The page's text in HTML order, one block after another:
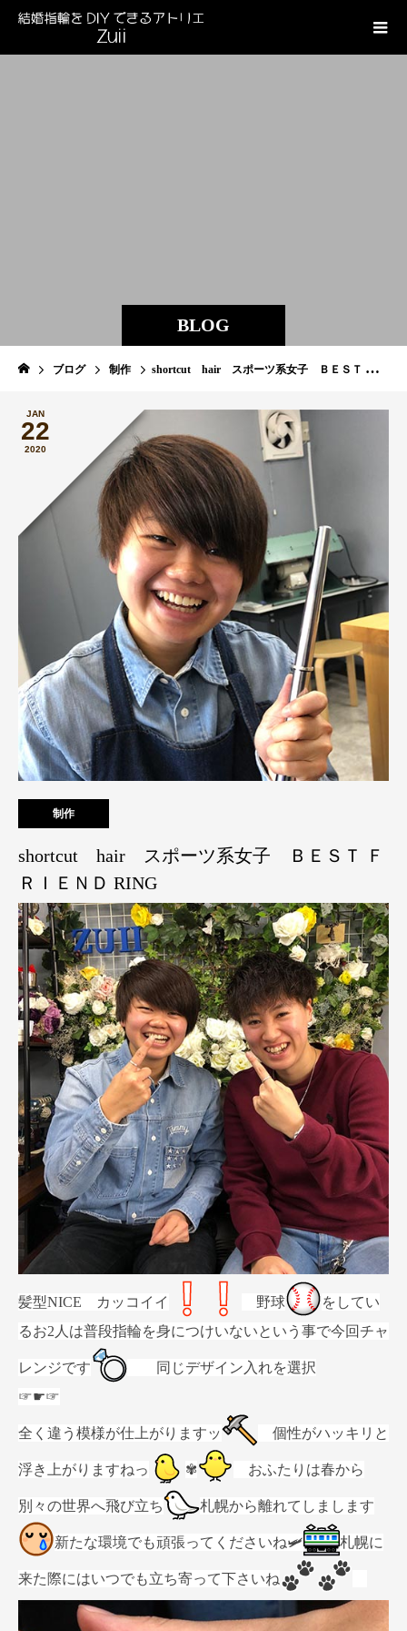
BLOG
ブログ 制作 shortcut hair スポーツ系女子 ＢＥＳＴ ＦＲＩＥＮＤ RING
JAN
22
2020
制作
shortcut hair スポーツ系女子 ＢＥＳＴ Ｆ
ＲＩＥＮＤ RING
髪型NICE カッコイイ 野球
をしてい
るお2人は普段指輪を身につけいないという事で今回チャ
レンジです
同じデザイン入れを選択
☞☛☞
全く違う模様が仕上がりますッ 個性がハッキリと
浮き上がりますねっ ✾ おふたりは春から
別々の世界へ飛び立ち 札幌から離れてしまします
新たな環境でも頑張ってくださいね🛩 札幌に
来た際にはいつでも立ち寄って下さいね